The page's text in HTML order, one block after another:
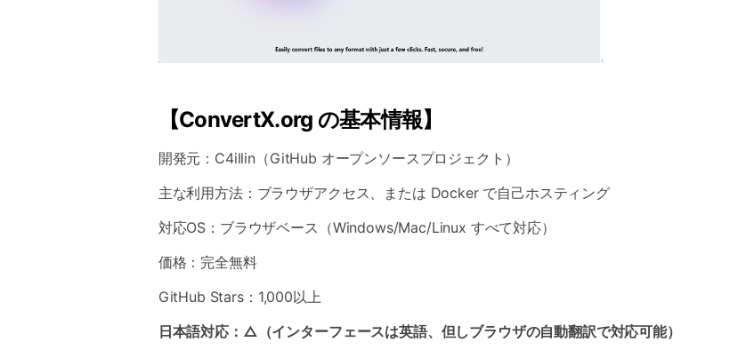
【ConvertX.org の基本情報】
開発元：C4illin（GitHub オープンソースプロジェクト）
主な利用方法：ブラウザアクセス、または Docker で自己ホスティング
対応OS：ブラウザベース（Windows/Mac/Linux すべて対応）
価格：完全無料
GitHub Stars：1,000以上
日本語対応：△（インターフェースは英語、但しブラウザの自動翻訳で対応可能）